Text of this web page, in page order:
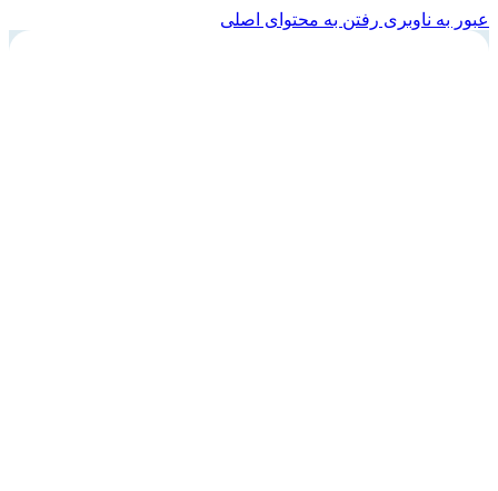
عبور به ناوبری رفتن به محتوای اصلی